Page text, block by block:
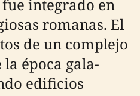
integrado en
romanas. El
de un complejo
época gala-
edificios